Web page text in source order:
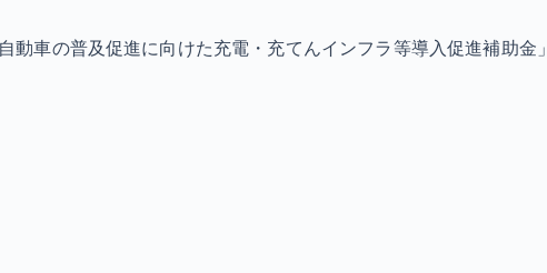
動車の普及促進に向けた充電・充てんインフラ等導入促進補助金」